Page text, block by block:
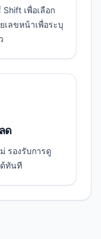
เพื่อเลือก
เลขหน้าเพื่อระบุ
ด
รองรับการดู
ทันที